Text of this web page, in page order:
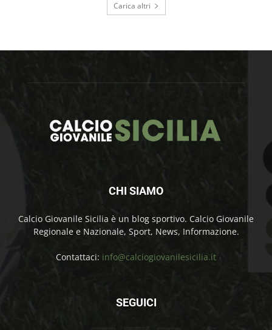
Carica altri
CHI SIAMO
Calcio Giovanile Sicilia è un blog sportivo. Calcio Giovanile
Regionale e Nazionale, Sport, News, Informazione.
Contattaci: info@calciogiovanilesicilia.it
SEGUICI